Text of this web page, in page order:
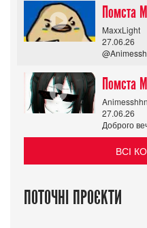
MaxxLight
27.06.26
27.06.26
Доброго
ВСІ
ПОТОЧНІ ПРОЄКТИ